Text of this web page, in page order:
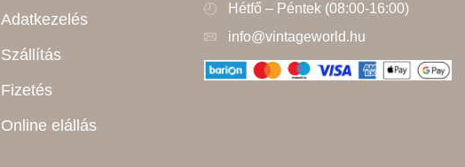
Adatkezelés
Szállítás
Fizetés
Online elállás
Hétfő – Péntek (08:00-16:00)
info@vintageworld.hu